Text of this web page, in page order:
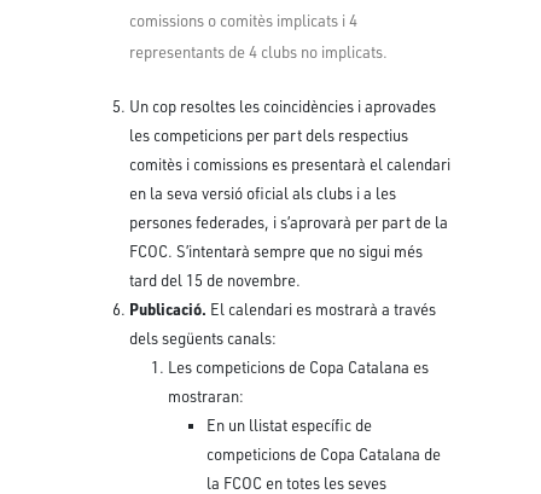
comissions o comitès implicats i 4
representants de 4 clubs no implicats.
Un cop resoltes les coincidències i aprovades
les competicions per part dels respectius
comitès i comissions es presentarà el calendari
en la seva versió oficial als clubs i a les
persones federades, i s’aprovarà per part de la
FCOC. S’intentarà sempre que no sigui més
tard del 15 de novembre.
Publicació. El calendari es mostrarà a través
dels següents canals:
Les competicions de Copa Catalana es
mostraran:
En un llistat específic de
competicions de Copa Catalana de
la FCOC en totes les seves